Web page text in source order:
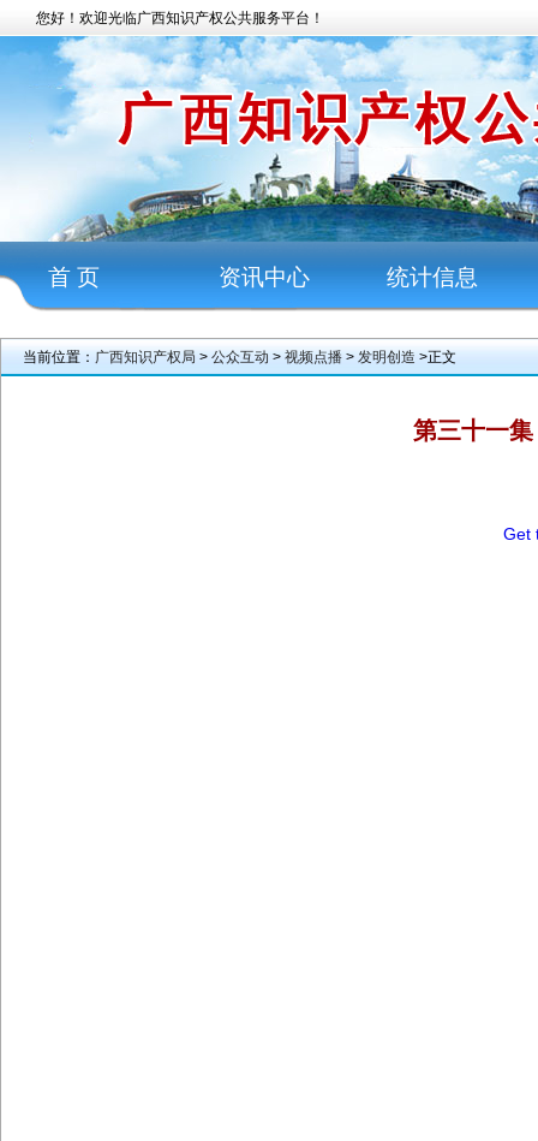
您好！欢迎光临广西知识产权公共服务平台！
首 页 资讯中心 统计信息
当前位置： 广西知识产权局 > 公众互动 > 视频点播 > 发明创造 >正文
第三十一
Get